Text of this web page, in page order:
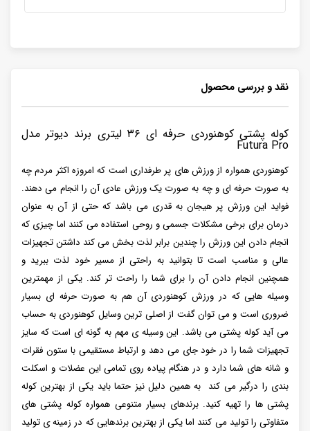
نقد و بررسی محصول
کوله پشتی کوهنوردی حرفه ای ۳۶ لیتری برند دیوتر مدل
Futura Pro
کوهنوردی همواره از ورزش های پر طرفداری است که امروزه اکثر مردم چه
به صورت حرفه ای و چه به صورت یک ورزش عادی آن را انجام می دهند.
فواید این ورزش پر هیجان به قدری می باشد که حتی از آن به عنوان
درمان برای برخی مشکلات جسمی و روحی استفاده می کنند اما چیزی که
انجام دادن این ورزش را چندین برابر لذت بخش می کند داشتن تجهیزات
عالی و مناسب است تا بتوانید به راحتی از مسیر خود لذت ببرید و
همچنین انجام دادن آن را برای شما را راحت تر کند. یکی از مهمترین
وسیله هایی که در ورزش کوهنوردی آن هم به صورت حرفه ای بسیار
ضروری است و می توان گفت از اصلی ترین وسایل کوهنوردی به حساب
می آید کوله پشتی می باشد. این وسیله ی مهم به گونه ای است که سایز
تجهیزات شما را در خود جای می دهد و ارتباط مستقیمی با ستون فقرات
و شانه های شما دارد و در هنگام پیاده روی تمامی این عضلات و اسکلت
بندی را درگیر می کند به همین دلیل نیز حتما باید یکی از بهترین کوله
پشتی ها را تهیه کنید. برندهای بسیار متنوعی همواره کوله پشتی های
متفاوتی را تولید می کنند اما یکی از بهترین برندهایی که در زمینه ی تولید